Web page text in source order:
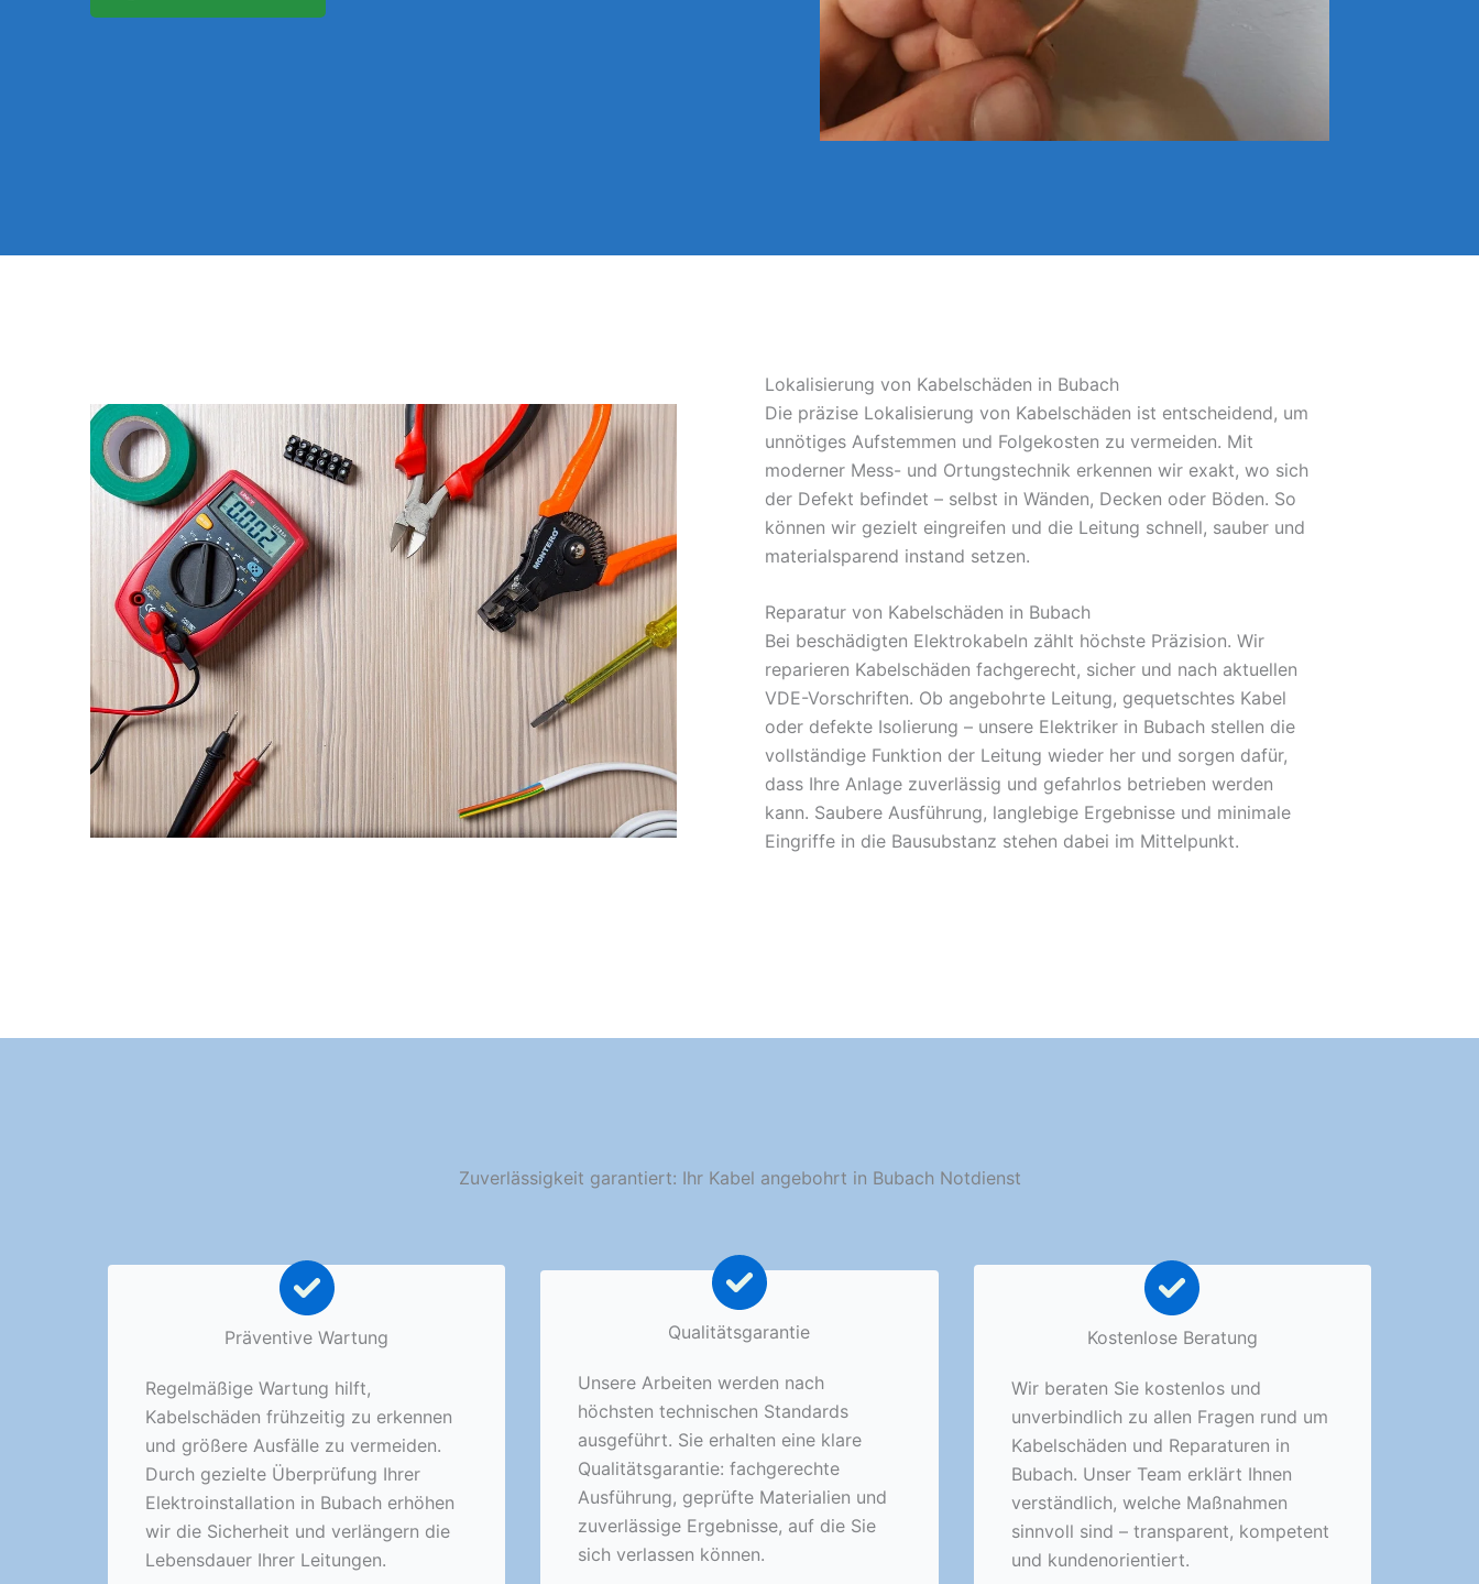
Lokalisierung von Kabelschäden in Bubach
Die präzise Lokalisierung von Kabelschäden ist entscheidend, um
unnötiges Aufstemmen und Folgekosten zu vermeiden. Mit
moderner Mess- und Ortungstechnik erkennen wir exakt, wo sich
der Defekt befindet – selbst in Wänden, Decken oder Böden. So
können wir gezielt eingreifen und die Leitung schnell, sauber und
materialsparend instand setzen.
Reparatur von Kabelschäden in Bubach
Bei beschädigten Elektrokabeln zählt höchste Präzision. Wir
reparieren Kabelschäden fachgerecht, sicher und nach aktuellen
VDE-Vorschriften. Ob angebohrte Leitung, gequetschtes Kabel
oder defekte Isolierung – unsere Elektriker in Bubach stellen die
vollständige Funktion der Leitung wieder her und sorgen dafür,
dass Ihre Anlage zuverlässig und gefahrlos betrieben werden
kann. Saubere Ausführung, langlebige Ergebnisse und minimale
Eingriffe in die Bausubstanz stehen dabei im Mittelpunkt.
Zuverlässigkeit garantiert: Ihr Kabel angebohrt in Bubach Notdienst
Präventive Wartung
Regelmäßige Wartung hilft,
Kabelschäden frühzeitig zu erkennen
und größere Ausfälle zu vermeiden.
Durch gezielte Überprüfung Ihrer
Elektroinstallation in Bubach erhöhen
wir die Sicherheit und verlängern die
Lebensdauer Ihrer Leitungen.
Qualitätsgarantie
Unsere Arbeiten werden nach
höchsten technischen Standards
ausgeführt. Sie erhalten eine klare
Qualitätsgarantie: fachgerechte
Ausführung, geprüfte Materialien und
zuverlässige Ergebnisse, auf die Sie
sich verlassen können.
Kostenlose Beratung
Wir beraten Sie kostenlos und
unverbindlich zu allen Fragen rund um
Kabelschäden und Reparaturen in
Bubach. Unser Team erklärt Ihnen
verständlich, welche Maßnahmen
sinnvoll sind – transparent, kompetent
und kundenorientiert.